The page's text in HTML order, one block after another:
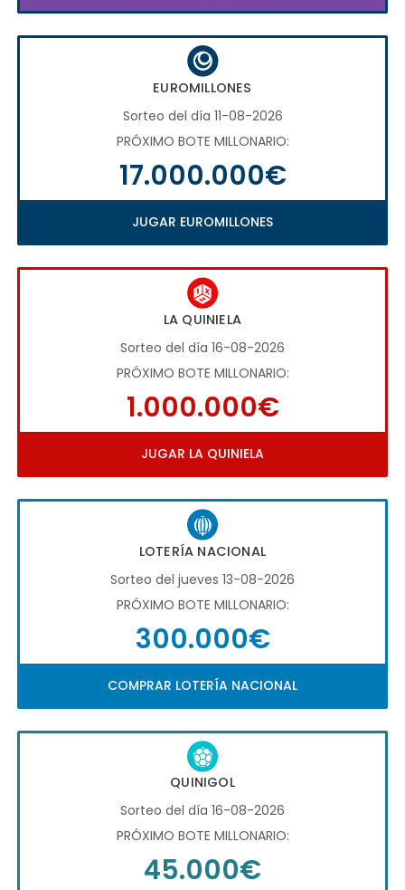
EUROMILLONES
Sorteo del día 11-08-2026
PRÓXIMO BOTE MILLONARIO:
17.000.000€
JUGAR EUROMILLONES
LA QUINIELA
Sorteo del día 16-08-2026
PRÓXIMO BOTE MILLONARIO:
1.000.000€
JUGAR LA QUINIELA
LOTERÍA NACIONAL
Sorteo del jueves 13-08-2026
PRÓXIMO BOTE MILLONARIO:
300.000€
COMPRAR LOTERÍA NACIONAL
QUINIGOL
Sorteo del día 16-08-2026
PRÓXIMO BOTE MILLONARIO:
45.000€